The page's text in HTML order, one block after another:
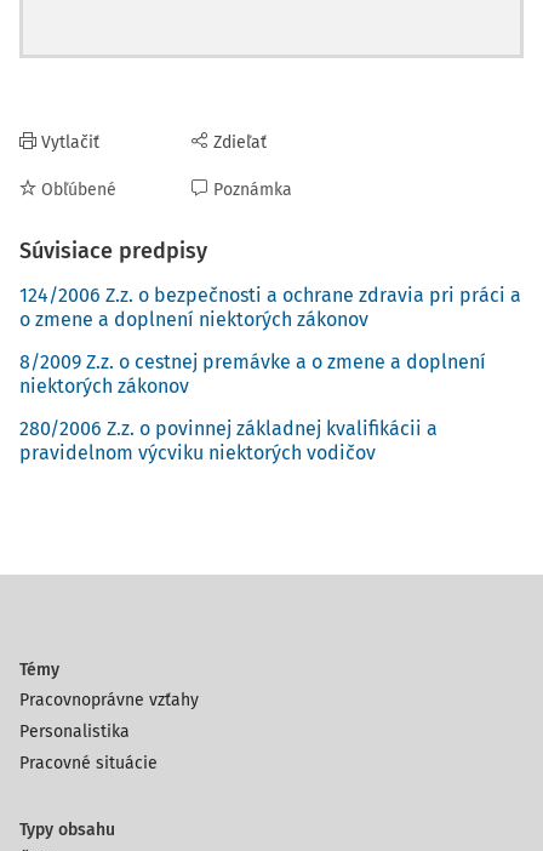
Vytlačiť
Obľúbené
Zdieľať
Poznámka
Súvisiace predpisy
124/2006 Z.z. o bezpečnosti a ochrane zdravia pri práci a
o zmene a doplnení niektorých zákonov
8/2009 Z.z. o cestnej premávke a o zmene a doplnení
niektorých zákonov
280/2006 Z.z. o povinnej základnej kvalifikácii a
pravidelnom výcviku niektorých vodičov
Témy
Pracovnoprávne vzťahy
Personalistika
Pracovné situácie
Typy obsahu